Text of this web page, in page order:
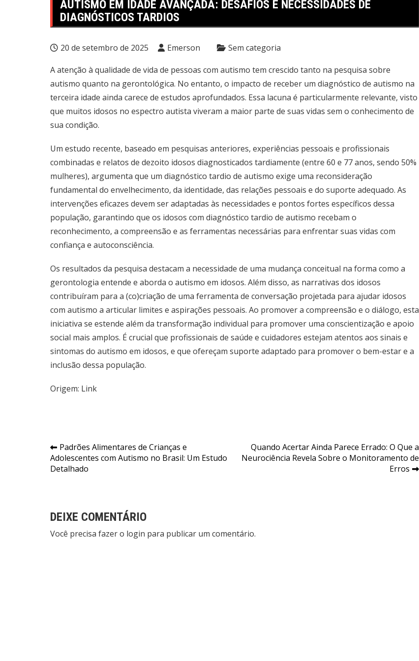
AUTISMO EM IDADE AVANÇADA: DESAFIOS E NECESSIDADES DE
DIAGNÓSTICOS TARDIOS
20 de setembro de 2025 Emerson Sem categoria
A atenção à qualidade de vida de pessoas com autismo tem crescido tanto na pesquisa sobre
autismo quanto na gerontológica. No entanto, o impacto de receber um diagnóstico de autismo na
terceira idade ainda carece de estudos aprofundados. Essa lacuna é particularmente relevante, visto
que muitos idosos no espectro autista viveram a maior parte de suas vidas sem o conhecimento de
sua condição.
Um estudo recente, baseado em pesquisas anteriores, experiências pessoais e profissionais
combinadas e relatos de dezoito idosos diagnosticados tardiamente (entre 60 e 77 anos, sendo 50%
mulheres), argumenta que um diagnóstico tardio de autismo exige uma reconsideração
fundamental do envelhecimento, da identidade, das relações pessoais e do suporte adequado. As
intervenções eficazes devem ser adaptadas às necessidades e pontos fortes específicos dessa
população, garantindo que os idosos com diagnóstico tardio de autismo recebam o
reconhecimento, a compreensão e as ferramentas necessárias para enfrentar suas vidas com
confiança e autoconsciência.
Os resultados da pesquisa destacam a necessidade de uma mudança conceitual na forma como a
gerontologia entende e aborda o autismo em idosos. Além disso, as narrativas dos idosos
contribuíram para a (co)criação de uma ferramenta de conversação projetada para ajudar idosos
com autismo a articular limites e aspirações pessoais. Ao promover a compreensão e o diálogo, esta
iniciativa se estende além da transformação individual para promover uma conscientização e apoio
social mais amplos. É crucial que profissionais de saúde e cuidadores estejam atentos aos sinais e
sintomas do autismo em idosos, e que ofereçam suporte adaptado para promover o bem-estar e a
inclusão dessa população.
Origem: Link
Navegação
de
Padrões Alimentares de Crianças e
Adolescentes com Autismo no Brasil: Um Estudo
Detalhado
Quando Acertar Ainda Parece Errado: O Que a
Neurociência Revela Sobre o Monitoramento de
Erros
DEIXE COMENTÁRIO
Você precisa fazer o login para publicar um comentário.